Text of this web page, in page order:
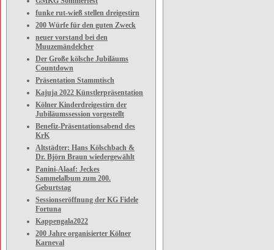
funke rut-wieß stellen dreigestirn
200 Würfe für den guten Zweck
neuer vorstand bei den
Muuzemändelcher
Der Große kölsche Jubiläums
Countdown
Präsentation Stammtisch
Kajuja 2022 Künstlerpräsentation
Kölner Kinderdreigestirn der
Jubiläumssession vorgestellt
Benefiz-Präsentationsabend des
KrK
Altstädter: Hans Kölschbach &
Dr. Björn Braun wiedergewählt
Panini-Alaaf: Jeckes
Sammelalbum zum 200.
Geburtstag
Sessionseröffnung der KG Fidele
Fortuna
Kappengala2022
200 Jahre organisierter Kölner
Karneval